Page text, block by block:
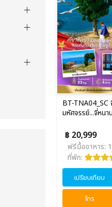
BT-TNA04_SC
มหัศจรรย์...จี่หนา
฿ 20,999
ฟรีมื้ออาหาร:
ที่พัก:
เปรียบเทียบ
โทร